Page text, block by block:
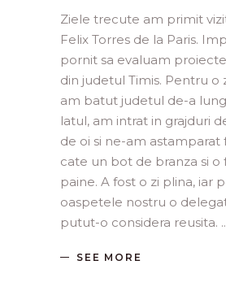
Ziele trecute am primit
Felix Torres de la Paris.
pornit sa evaluam
din judetul Timis. Pentru o
am batut judetul de-a
latul, am intrat in grajduri
de oi si ne-am astamparat
cate un bot de branza si o
paine. A fost o zi plina, iar
oaspetele nostru o
putut-o considera reusita.
SEE MORE